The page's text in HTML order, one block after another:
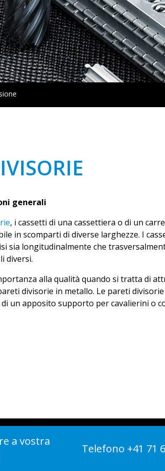
generali
, i cassetti di una cassettiera o di un
in scomparti di diverse larghezze. I
sia longitudinalmente che
diversi.
alla qualità quando si tratta di
divisorie in metallo. Le pareti
un apposito supporto per cavalierini o
a vostra
Telefono +41 71